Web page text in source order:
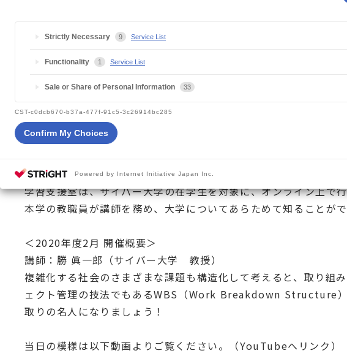
Strictly Necessary 9 Service List
Functionality 1 Service List
Sale or Share of Personal Information 33
CST-c0dcb670-b37a-477f-91c5-3c26914bc285
Confirm My Choices
Powered by Internet Initiative Japan Inc.
サイバー大学TOP お知らせ
2021.03.01 大学からのお知らせ
学習支援室は、サイバー大学の在学生を対象に、オンライン上で行
本学の教職員が講師を務め、大学についてあらためて知ることが
＜2020年度2月 開催概要＞
講師：勝 眞一郎（サイバー大学 教授）
複雑化する社会のさまざまな課題も構造化して考えると、取り組
ェクト管理の技法でもあるWBS（Work Breakdown Structure
取りの名人になりましょう！
当日の模様は以下動画よりご覧ください。（YouTubeへリンク）